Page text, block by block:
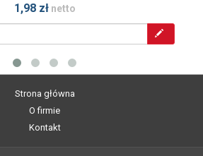
1,98 złnetto
Strona główna
O firmie
Kontakt